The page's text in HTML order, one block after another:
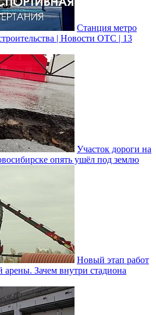
Станция метро
| Новости ОТС | 13
Участок дороги на
опять ушёл под землю
Новый этап работ
арены. Зачем внутри стадиона